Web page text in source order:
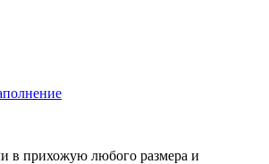
в прихожую любого размера и